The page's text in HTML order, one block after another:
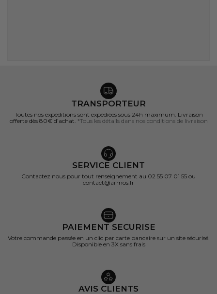
TRANSPORTEUR
Toutes nos expéditions sont expédiées sous 24h maximum. Livraison
offerte dès 80€ d’achat. *Tous les détails dans nos conditions de livraison
SERVICE CLIENT
Contactez nous pour tout renseignement au 02 55 07 01 55 ou
contact@armos.fr
PAIEMENT SECURISE
Votre commande passée en un clic par carte bancaire sur un site sécurisé.
Disponible en 3X sans frais
AVIS CLIENTS